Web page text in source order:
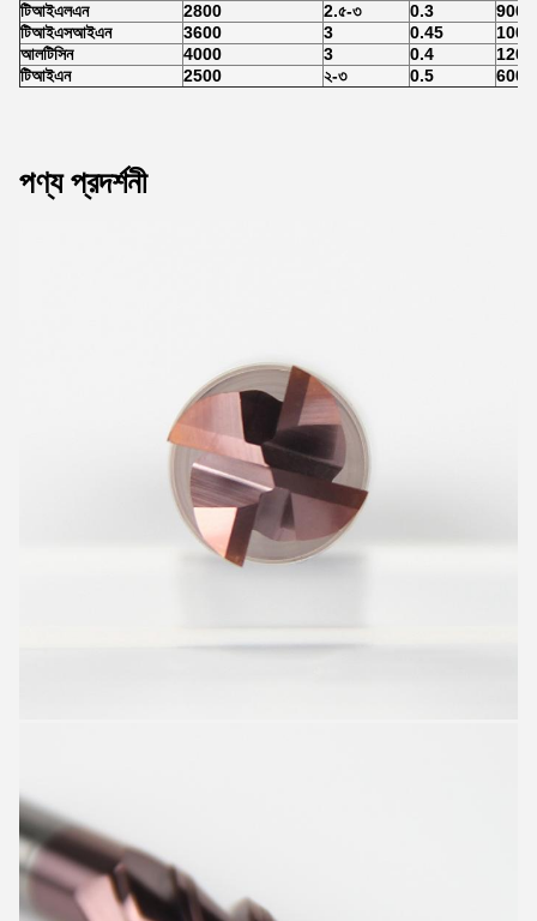
টিআইএলএন
2800 2.৫-৩ 0.3
900
টিআইএসআইএন
3600 3 0.45
1000
আলটিসিন
4000 3 0.4
1200
টিআইএন
2500 ২-৩ 0.5 600
পণ্য প্রদর্শনী